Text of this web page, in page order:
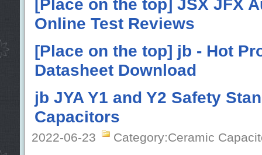
[Place on the top] JSX JFX
Online Test Reviews
[Place on the top] jb - Hot
Datasheet Download
jb JYA Y1 and Y2 Safety
Capacitors
2022-06-23 Category:Ceramic